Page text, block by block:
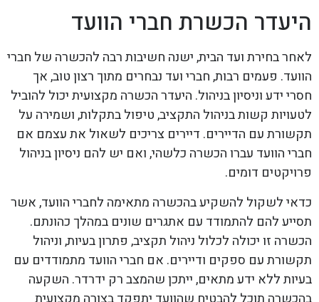
היעדר הכשרת חברי הוועד
לאחר בחירת ועד הבית, ישנה חשיבות רבה להכשרה של חברי
הוועד. פעמים רבות, חברי ועד נבחרים מתוך רצון טוב, אך
חסרי ידע וניסיון בניהול. היעדר הכשרה מקצועית יכול להוביל
לטעויות קשות בניהול התקציב, טיפול בתקלות, ושמירה על
תקשורת עם הדיירים. דיירים צריכים לשאול את עצמם אם
חברי הוועד עברו הכשרה כלשהי, ואם יש להם ניסיון בניהול
פרויקטים דומים.
כדאי לשקול להשקיע בהכשרה מתאימה לחברי הוועד, אשר
תסייע להם להתמודד עם אתגרים שונים במהלך כהונתם.
הכשרה זו יכולה לכלול ניהול תקציב, פתרון בעיות, וניהול
תקשורת עם ספקים ודיירים. אם חברי הוועד מתמודדים עם
בעיות ללא ידע מתאים, ייתכן שהמצב רק ידרדר. השקעה